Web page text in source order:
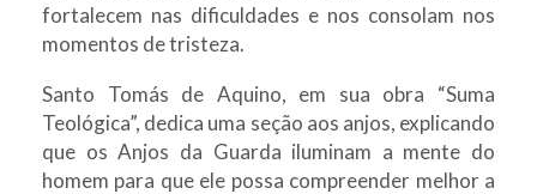
fortalecem nas dificuldades e nos consolam nos
momentos de tristeza.
Santo Tomás de Aquino, em sua obra “Suma
Teológica”, dedica uma seção aos anjos, explicando
que os Anjos da Guarda iluminam a mente do
homem para que ele possa compreender melhor a